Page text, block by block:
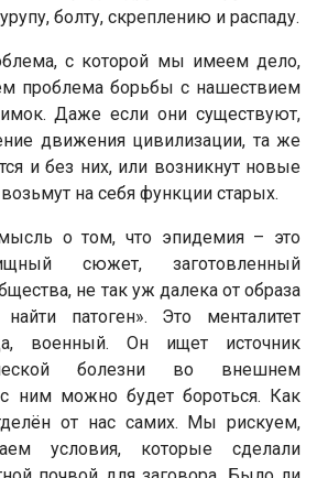
болту, скреплению и распаду.
с которой мы имеем дело,
проблема борьбы с нашествием
Даже если они существуют,
движения цивилизации, та же
и без них, или возникнут новые
на себя функции старых.
о том, что эпидемия – это
сюжет, заготовленный
не так уж далека от образа
патоген». Это менталитет
военный. Он ищет источник
болезни во внешнем
с ним можно будет бороться. Как
от нас самих. Мы рискуем,
условия, которые сделали